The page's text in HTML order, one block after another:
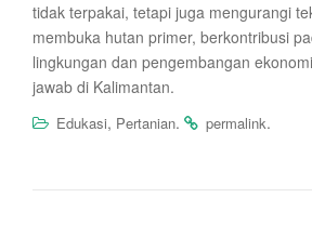
tidak terpakai, tetapi juga mengurangi
membuka hutan primer, berkontribusi
lingkungan dan pengembangan
jawab di Kalimantan.
Edukasi, Pertanian. permalink.